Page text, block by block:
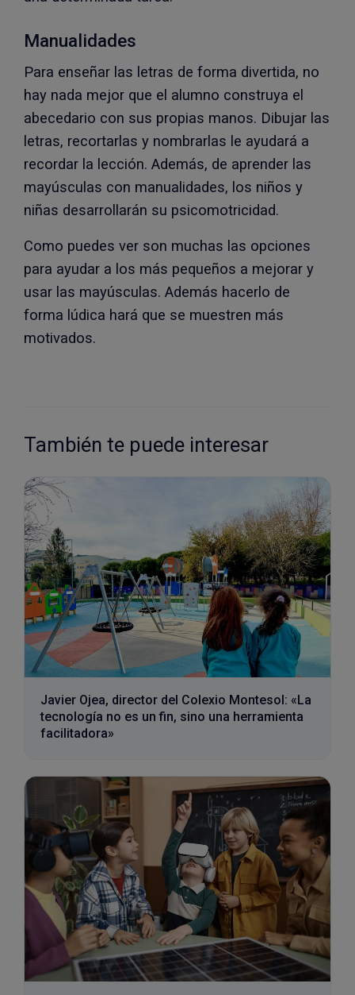
Manualidades
Para enseñar las letras de forma divertida, no
hay nada mejor que el alumno construya el
abecedario con sus propias manos. Dibujar las
letras, recortarlas y nombrarlas le ayudará a
recordar la lección. Además, de aprender las
mayúsculas con manualidades, los niños y
niñas desarrollarán su psicomotricidad.
Como puedes ver son muchas las opciones
para ayudar a los más pequeños a mejorar y
usar las mayúsculas. Además hacerlo de
forma lúdica hará que se muestren más
motivados.
También te puede interesar
Javier Ojea, director del Colexio Montesol: «La
tecnología no es un fin, sino una herramienta
facilitadora»